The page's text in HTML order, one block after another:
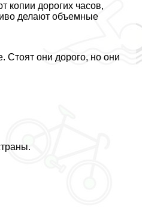
копии дорогих часов,
делают объемные
Стоят они дорого, но они